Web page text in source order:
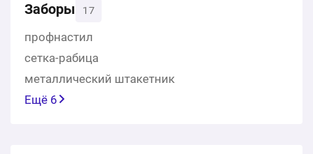
Заборы 17
профнастил
сетка-рабица
металлический штакетник
Ещё 6